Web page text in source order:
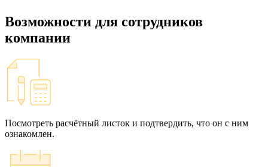
Возможности для сотрудников
компании
Посмотреть расчётный листок и подтвердить, что он с ним
ознакомлен.